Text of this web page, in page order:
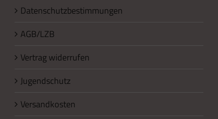
Datenschutzbestimmungen
AGB/LZB
Vertrag widerrufen
Jugendschutz
Versandkosten